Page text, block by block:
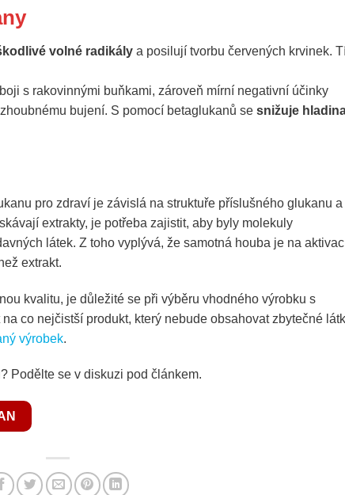
volné radikály a posilují tvorbu červených krvinek.
s rakovinnými buňkami, zároveň mírní negativní účinky
bujení. S pomocí betaglukanů se snižuje
pro zdraví je závislá na struktuře příslušného glukanu a
extrakty, je potřeba zajistit, aby byly molekuly
látek. Z toho vyplývá, že samotná houba je na
extrakt.
kvalitu, je důležité se při výběru vhodného výrobku s
co nejčistší produkt, který nebude obsahovat zbytečné
výrobek.
Podělte se v diskuzi pod článkem.